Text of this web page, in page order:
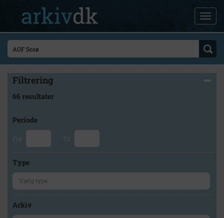
Filtrering
66 resultater
Periode
Fra Til
Type
Arkiv